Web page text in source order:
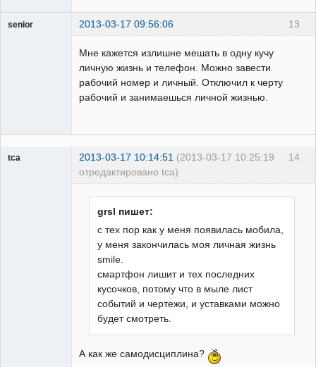
13
senior 2013-03-17 09:56:06
Мне кажется излишне мешать в одну кучу
личную жизнь и телефон. Можно завести
рабочий номер и личный. Отключил к черту
рабочий и занимаешься личной жизнью.
14
tca 2013-03-17 10:14:51 (2013-03-17 10:25:19
отредактировано tca)
grsl пишет:
с тех пор как у меня появилась мобила,
у меня закончилась моя личная жизнь
smile.
смартфон лишит и тех последних
кусочков, потому что в мыле лист
событий и чертежи, и уставками можно
будет смотреть.
А как же самодисциплина?